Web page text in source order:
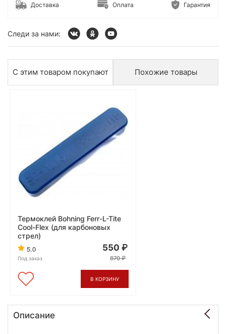
Доставка Оплата Гарантия
Следи за нами:
С этим товаром покупают Похожие товары
Термоклей Bohning Ferr-L-Tite
Cool-Flex (для карбоновых
стрел)
5.0
Под заказ
550
870
В КОРЗИНУ
Описание